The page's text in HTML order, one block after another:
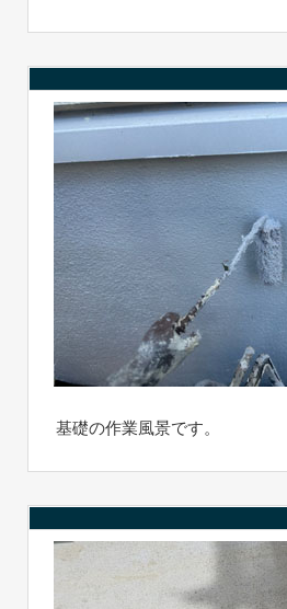
基礎の作業風景です。